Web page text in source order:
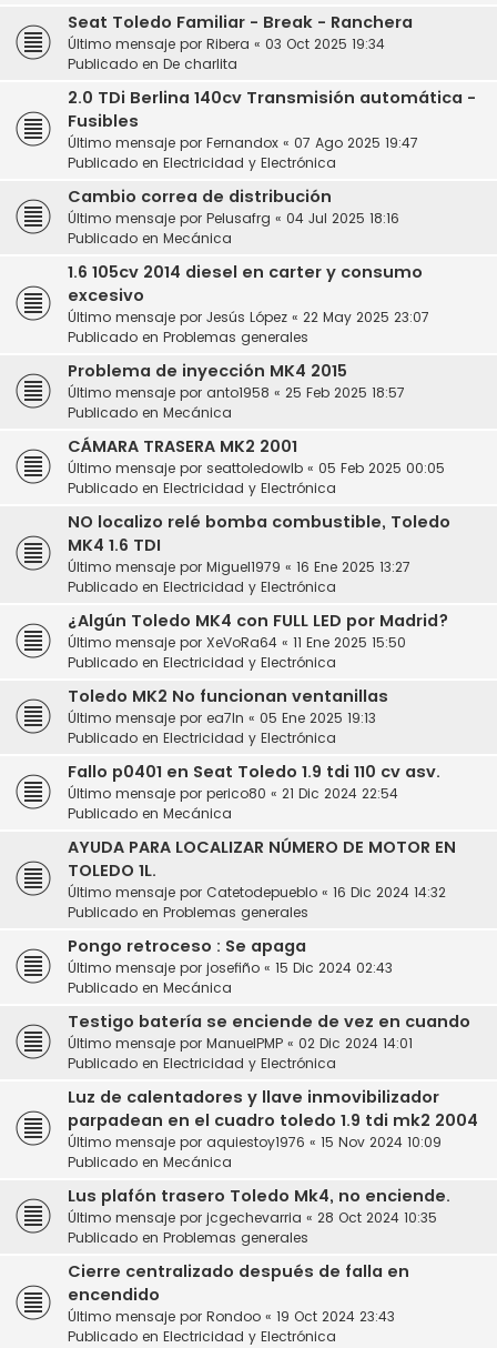
Seat Toledo Familiar - Break - Ranchera
Último mensaje por Ribera « 03 Oct 2025 19:34
Publicado en De charlita
2.0 TDi Berlina 140cv Transmisión automática -
Fusibles
Último mensaje por Fernandox « 07 Ago 2025 19:47
Publicado en Electricidad y Electrónica
Cambio correa de distribución
Último mensaje por Pelusafrg « 04 Jul 2025 18:16
Publicado en Mecánica
1.6 105cv 2014 diesel en carter y consumo
excesivo
Último mensaje por Jesús López « 22 May 2025 23:07
Publicado en Problemas generales
Problema de inyección MK4 2015
Último mensaje por anto1958 « 25 Feb 2025 18:57
Publicado en Mecánica
CÁMARA TRASERA MK2 2001
Último mensaje por seattoledowlb « 05 Feb 2025 00:05
Publicado en Electricidad y Electrónica
NO localizo relé bomba combustible, Toledo
MK4 1.6 TDI
Último mensaje por Miguel1979 « 16 Ene 2025 13:27
Publicado en Electricidad y Electrónica
¿Algún Toledo MK4 con FULL LED por Madrid?
Último mensaje por XeVoRa64 « 11 Ene 2025 15:50
Publicado en Electricidad y Electrónica
Toledo MK2 No funcionan ventanillas
Último mensaje por ea7ln « 05 Ene 2025 19:13
Publicado en Electricidad y Electrónica
Fallo p0401 en Seat Toledo 1.9 tdi 110 cv asv.
Último mensaje por perico80 « 21 Dic 2024 22:54
Publicado en Mecánica
AYUDA PARA LOCALIZAR NÚMERO DE MOTOR EN
TOLEDO 1L.
Último mensaje por Catetodepueblo « 16 Dic 2024 14:32
Publicado en Problemas generales
Pongo retroceso : Se apaga
Último mensaje por josefiño « 15 Dic 2024 02:43
Publicado en Mecánica
Testigo batería se enciende de vez en cuando
Último mensaje por ManuelPMP « 02 Dic 2024 14:01
Publicado en Electricidad y Electrónica
Luz de calentadores y llave inmovibilizador
parpadean en el cuadro toledo 1.9 tdi mk2 2004
Último mensaje por aquiestoy1976 « 15 Nov 2024 10:09
Publicado en Mecánica
Lus plafón trasero Toledo Mk4, no enciende.
Último mensaje por jcgechevarria « 28 Oct 2024 10:35
Publicado en Problemas generales
Cierre centralizado después de falla en
encendido
Último mensaje por Rondoo « 19 Oct 2024 23:43
Publicado en Electricidad y Electrónica